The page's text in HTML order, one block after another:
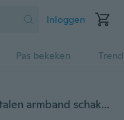
Inloggen
Pas bekeken
BE Klassieke heren coole titanium stalen armband schakelarmband armband BP